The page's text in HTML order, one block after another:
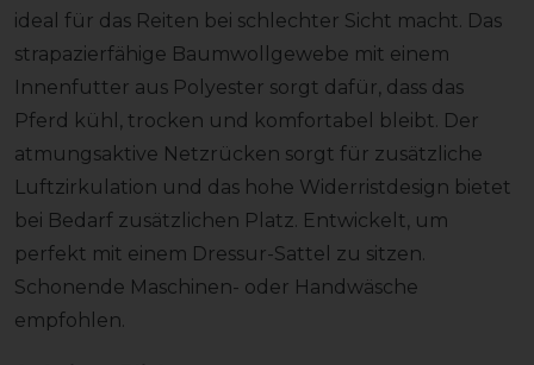
ideal für das Reiten bei schlechter Sicht macht. Das
strapazierfähige Baumwollgewebe mit einem
Innenfutter aus Polyester sorgt dafür, dass das
Pferd kühl, trocken und komfortabel bleibt. Der
atmungsaktive Netzrücken sorgt für zusätzliche
Luftzirkulation und das hohe Widerristdesign bietet
bei Bedarf zusätzlichen Platz. Entwickelt, um
perfekt mit einem Dressur-Sattel zu sitzen.
Schonende Maschinen- oder Handwäsche
empfohlen.